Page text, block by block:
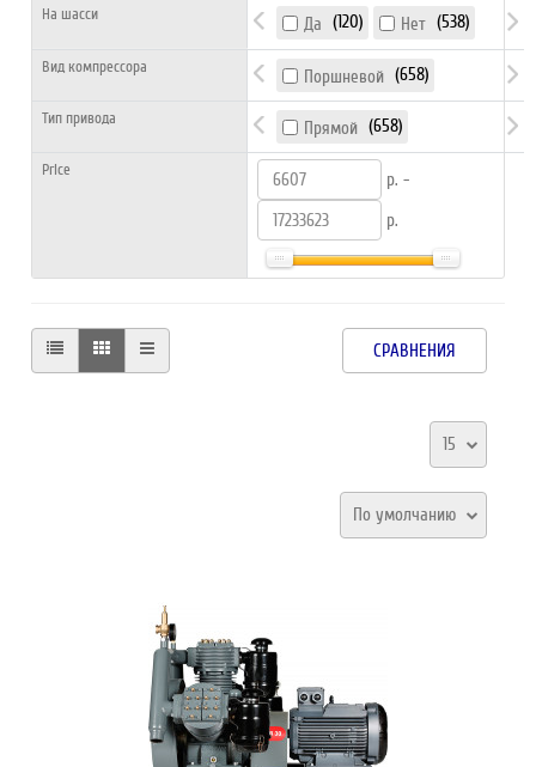
На шасси Да 120 Нет 538
Вид компрессора Поршневой 658
Тип привода Прямой 658
Price
р. -
р.
СРАВНЕНИЯ
15
По умолчанию